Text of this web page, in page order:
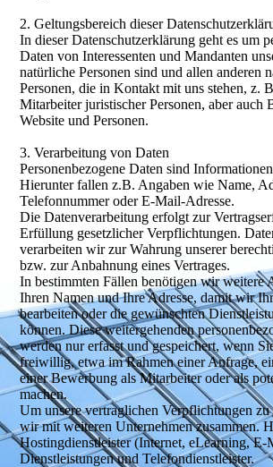
2. Geltungsbereich dieser
In dieser Datenschutzerklärung geht es um
Daten von Interessenten und Mandanten
natürliche Personen sind und allen anderen
Personen, die in Kontakt mit uns stehen, z.
Mitarbeiter juristischer Personen, aber auch
Website und Personen.
3. Verarbeitung von Daten
Personenbezogene Daten sind
Hierunter fallen z.B. Angaben wie Name,
Telefonnummer oder E-Mail-Adresse.
Die Datenverarbeitung erfolgt zur
Erfüllung gesetzlicher Verpflichtungen.
verarbeiten wir zur Wahrung unserer
bzw. zur Anbahnung eines Vertrages.
In bestimmten Fällen benötigen wir weitere
Ihren Namen und Ihre Adresse, damit wir
bearbeiten oder die gewünschten
können. Diese weitergehenden
werden nur erfasst und gespeichert, wenn
freiwillig, etwa im Rahmen einer Anfrage,
einer Bewerbung als Mitarbeiter oder als
machen.
Um unsere vertraglichen Verpflichtungen
wir mit weiteren Unternehmen zusammen.
Hostingdienstleister (Internet, eLearning,
Dienstleistungen und Telefondienstleister.